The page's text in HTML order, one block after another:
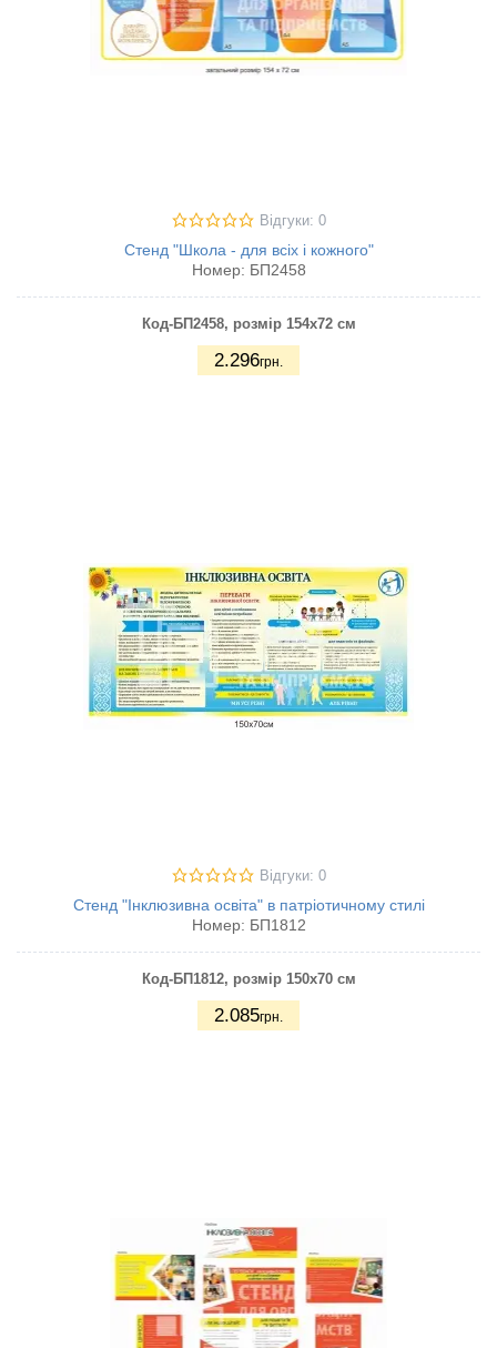
Відгуки: 0
Стенд "Школа - для всіх і кожного"
Номер: БП2458
Код-БП2458, розмір 154х72 см
2.296грн.
Відгуки: 0
Стенд "Інклюзивна освіта" в патріотичному стилі
Номер: БП1812
Код-БП1812, розмір 150х70 см
2.085грн.